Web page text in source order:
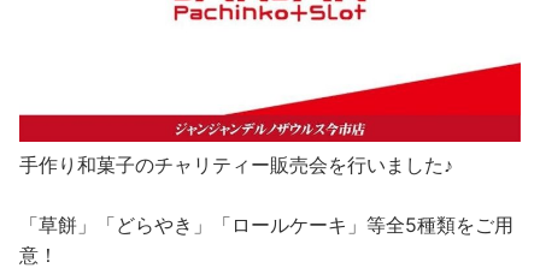
手作り和菓子のチャリティー販売会を行いました♪
「草餅」「どらやき」「ロールケーキ」等全5種類をご用
意！